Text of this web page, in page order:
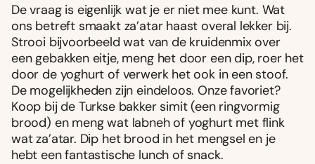
De vraag is eigenlijk wat je er niet mee kunt. Wat
ons betreft smaakt za’atar haast overal lekker bij.
Strooi bijvoorbeeld wat van de kruidenmix over
een gebakken eitje, meng het door een dip, roer het
door de yoghurt of verwerk het ook in een stoof.
De mogelijkheden zijn eindeloos. Onze favoriet?
Koop bij de Turkse bakker simit (een ringvormig
brood) en meng wat labneh of yoghurt met flink
wat za’atar. Dip het brood in het mengsel en je
hebt een fantastische lunch of snack.